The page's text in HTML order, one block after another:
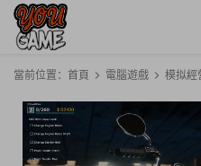
當前位置： 首頁 電腦遊戲 模拟經